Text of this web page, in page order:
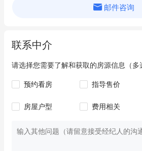
邮件咨询
联系中介
请选择您需要了解和获取的房源信息（多
预约看房 指导售价
房屋户型 费用相关